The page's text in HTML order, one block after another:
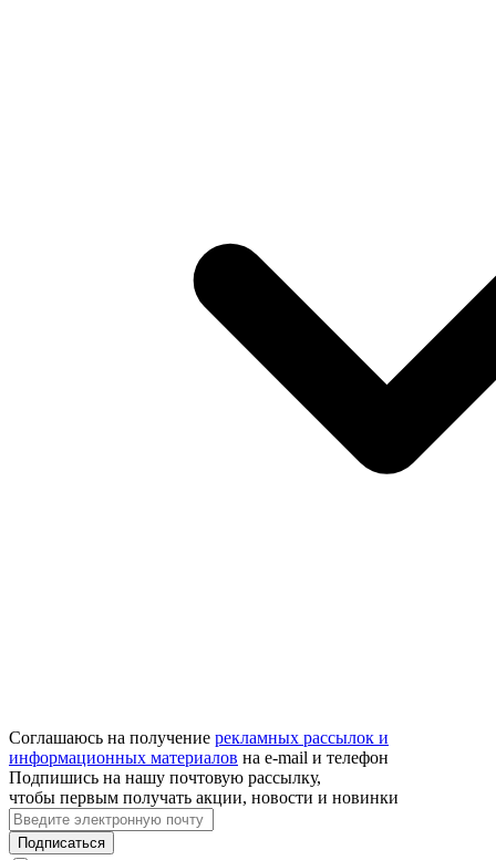
Соглашаюсь на получение рекламных рассылок и
информационных материалов на e‑mail и телефон
Подпишись на нашу почтовую рассылку,
чтобы первым получать акции, новости и новинки
Подписаться